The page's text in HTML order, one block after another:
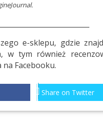
e-sklepu, gdzie
w tym również
na Facebooku.
Share on Twitter